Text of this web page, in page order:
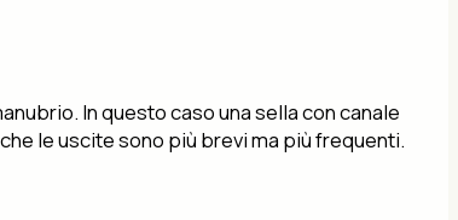
In questo caso una sella con canale
le uscite sono più brevi ma più frequenti.